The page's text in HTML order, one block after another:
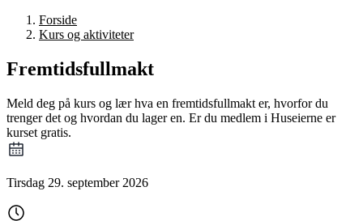
Forside
Kurs og aktiviteter
Fremtidsfullmakt
Meld deg på kurs og lær hva en fremtidsfullmakt er, hvorfor du
trenger det og hvordan du lager en. Er du medlem i Huseierne er
kurset gratis.
Tirsdag 29. september 2026